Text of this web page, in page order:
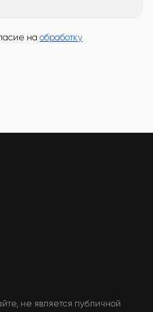
на обработку
не является публичной